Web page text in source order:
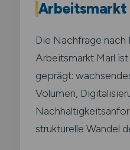
Arbeitsmarkt
Die Nachfrage nach
Arbeitsmarkt Marl
geprägt:
Volumen,
strukturelle Wandel